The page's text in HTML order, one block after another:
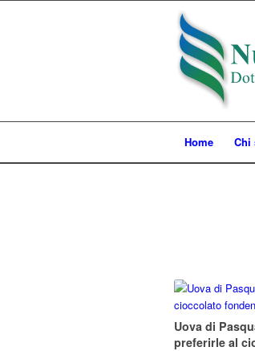
Home Chi
Uova di
preferirle al